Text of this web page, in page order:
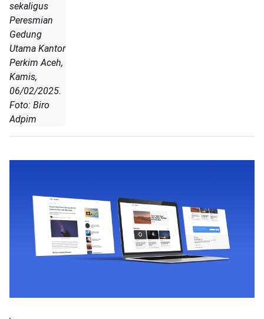
sekaligus
Peresmian
Gedung
Utama Kantor
Perkim Aceh,
Kamis,
06/02/2025.
Foto: Biro
Adpim